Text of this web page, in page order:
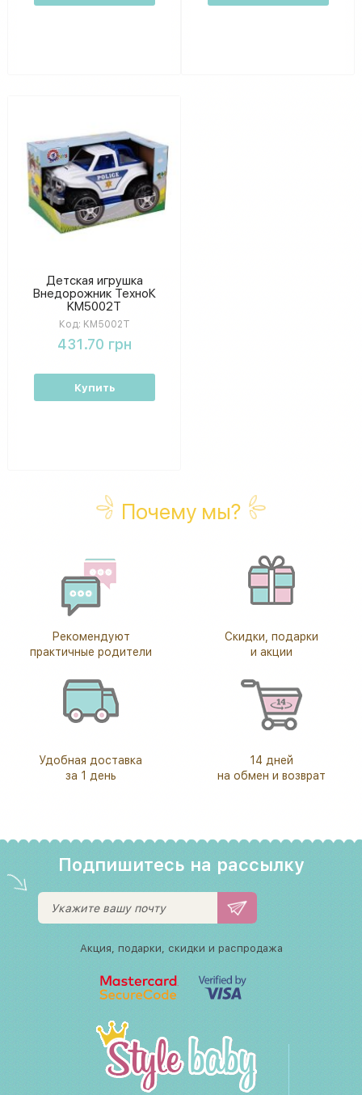
Детская игрушка
Внедорожник ТехноК
KM5002T
Код: KM5002T
431.70 грн
Купить
Почему мы?
Рекомендуют
практичные родители
Скидки, подарки
и акции
Удобная доставка
за 1 день
14 дней
на обмен и возврат
Подпишитесь на рассылку
Акция, подарки, скидки и распродажа